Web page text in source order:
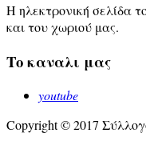
Η ηλεκτρονική σελίδα
και του χωριού μας.
Τo καναλι μας
youtube
Copyright © 2017